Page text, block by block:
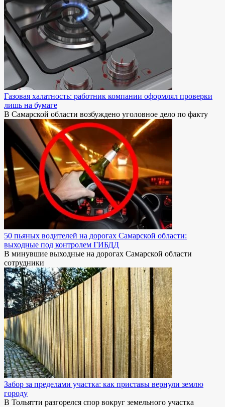
Газовая халатность: работник компании оформлял проверки
лишь на бумаге
В Самарской области возбуждено уголовное дело по факту
50 пьяных водителей на дорогах Самарской области:
выходные под контролем ГИБДД
В минувшие выходные на дорогах Самарской области
сотрудники
Забор за пределами участка: как приставы вернули землю
городу
В Тольятти разгорелся спор вокруг земельного участка